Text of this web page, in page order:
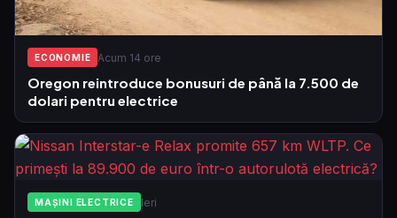
ECONOMIE Acum 14 ore
Oregon reintroduce bonusuri de până la 7.500 de
dolari pentru electrice
MAȘINI ELECTRICE Ieri